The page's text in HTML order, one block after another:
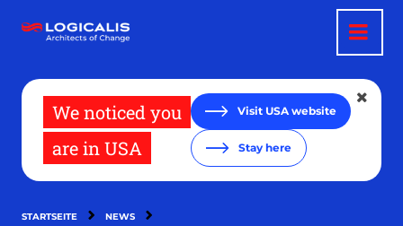
zum
Inhalt
We noticed you
are in USA
Visit USA website
Stay here
STARTSEITE NEWS